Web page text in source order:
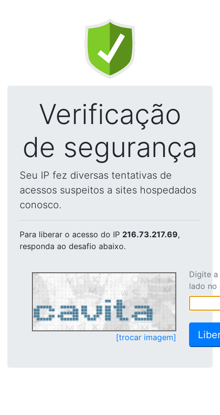
Verificação
de segurança
Seu IP fez diversas tentativas de
acessos suspeitos a sites hospedados
conosco.
Para liberar o acesso do IP 216.73.217.69,
responda ao desafio abaixo.
[trocar imagem]
Digite
lado no